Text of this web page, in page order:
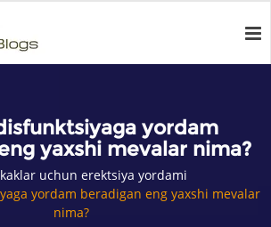
yordam
yaxshi mevalar nima?
uchun erektsiya yordami
yordam beradigan eng yaxshi mevalar
nima?